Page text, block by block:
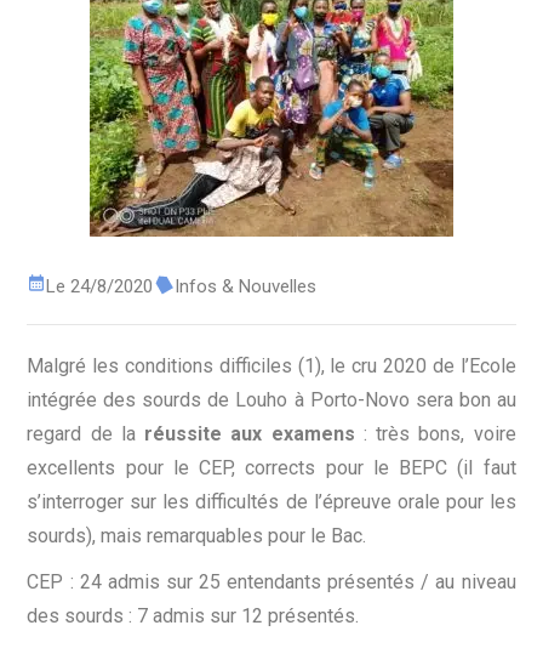
Le 24/8/2020 Infos & Nouvelles
Malgré les conditions difficiles (1), le cru 2020 de l’Ecole
intégrée des sourds de Louho à Porto-Novo sera bon au
regard de la réussite aux examens : très bons, voire
excellents pour le CEP, corrects pour le BEPC (il faut
s’interroger sur les difficultés de l’épreuve orale pour les
sourds), mais remarquables pour le Bac.
CEP : 24 admis sur 25 entendants présentés / au niveau
des sourds : 7 admis sur 12 présentés.